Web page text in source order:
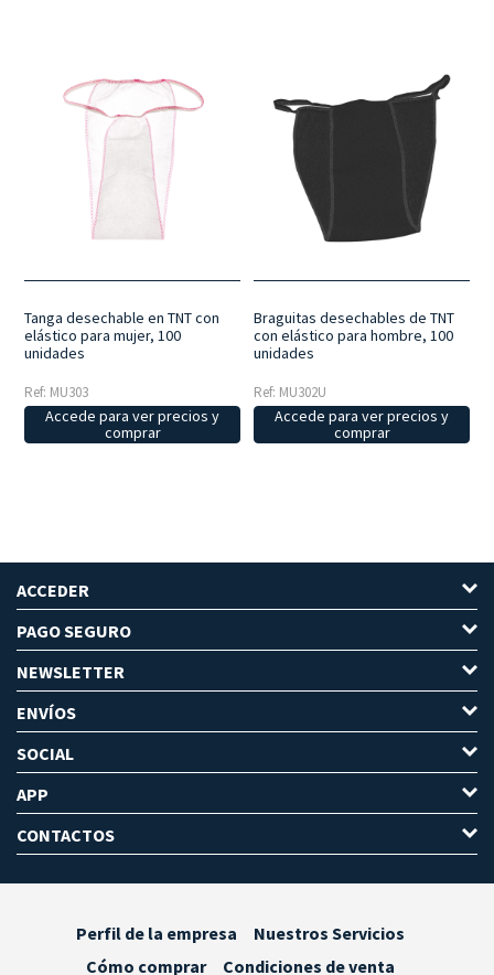
Tanga desechable en TNT con
elástico para mujer, 100
unidades
Ref: MU303
Accede para ver precios y
comprar
Braguitas desechables de TNT
con elástico para hombre, 100
unidades
Ref: MU302U
Accede para ver precios y
comprar
ACCEDER
PAGO SEGURO
NEWSLETTER
ENVÍOS
SOCIAL
APP
CONTACTOS
Perfil de la empresa
Nuestros Servicios
Cómo comprar
Condiciones de venta